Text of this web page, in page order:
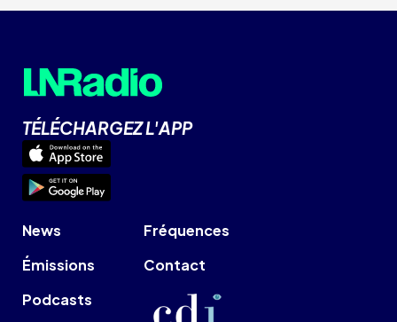
TÉLÉCHARGEZ L'APP
News
Émissions
Podcasts
Fréquences
Contact